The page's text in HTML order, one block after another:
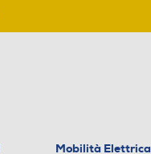
Mobilità Elettrica